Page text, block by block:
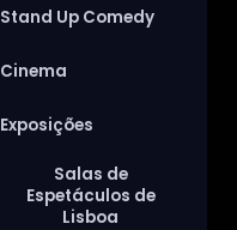
Stand Up Comedy
Cinema
Exposições
Salas de
Espetáculos de
Lisboa